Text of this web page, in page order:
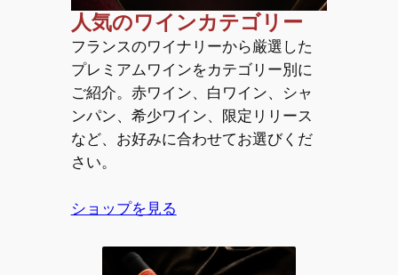
人気のワインカテゴリー
フランスのワイナリーから厳選した
プレミアムワインをカテゴリー別に
ご紹介。赤ワイン、白ワイン、シャ
ンパン、希少ワイン、限定リリース
など、お好みに合わせてお選びくだ
さい。
ショップを見る